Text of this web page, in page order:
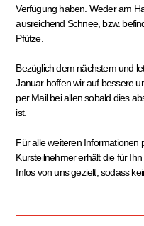
Verfügung haben. Weder am
ausreichend Schnee, bzw.
Pfütze.
Bezüglich dem nächstem und
Januar hoffen wir auf bessere
per Mail bei allen sobald dies
ist.
Für alle weiteren Informationen
Kursteilnehmer erhält die für
Infos von uns gezielt, sodass